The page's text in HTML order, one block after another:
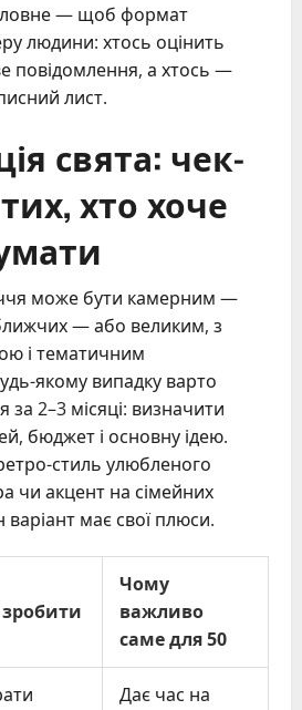
— щоб формат
людини: хтось оцінить
повідомлення, а хтось —
лист.
свята: чек-
хто хоче
може бути камерним —
— або великим, з
і тематичним
якому випадку варто
2–3 місяці: визначити
бюджет і основну ідею.
стиль улюбленого
чи акцент на сімейних
має свої плюси.
Чому
важливо
саме для 50
Дає час на